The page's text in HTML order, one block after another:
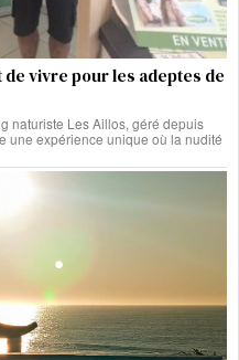
vivre pour les adeptes de
naturiste Les Aillos, géré depuis
une expérience unique où la nudité